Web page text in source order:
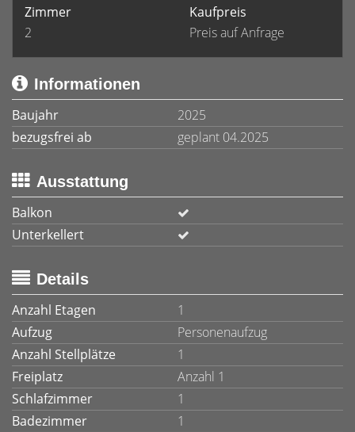
Zimmer
2
Kaufpreis
Preis auf Anfrage
Informationen
Baujahr
2025
bezugsfrei ab
geplant 04.2025
Ausstattung
Balkon
Unterkellert
Details
Anzahl Etagen
1
Aufzug
Personenaufzug
Anzahl Stellplätze
1
Freiplatz
Anzahl 1
Schlafzimmer
1
Badezimmer
1